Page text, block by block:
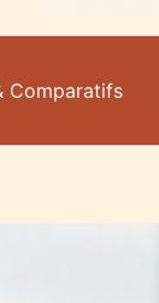
Comparatifs